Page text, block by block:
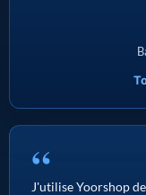
“
J'utilise Yoorshop